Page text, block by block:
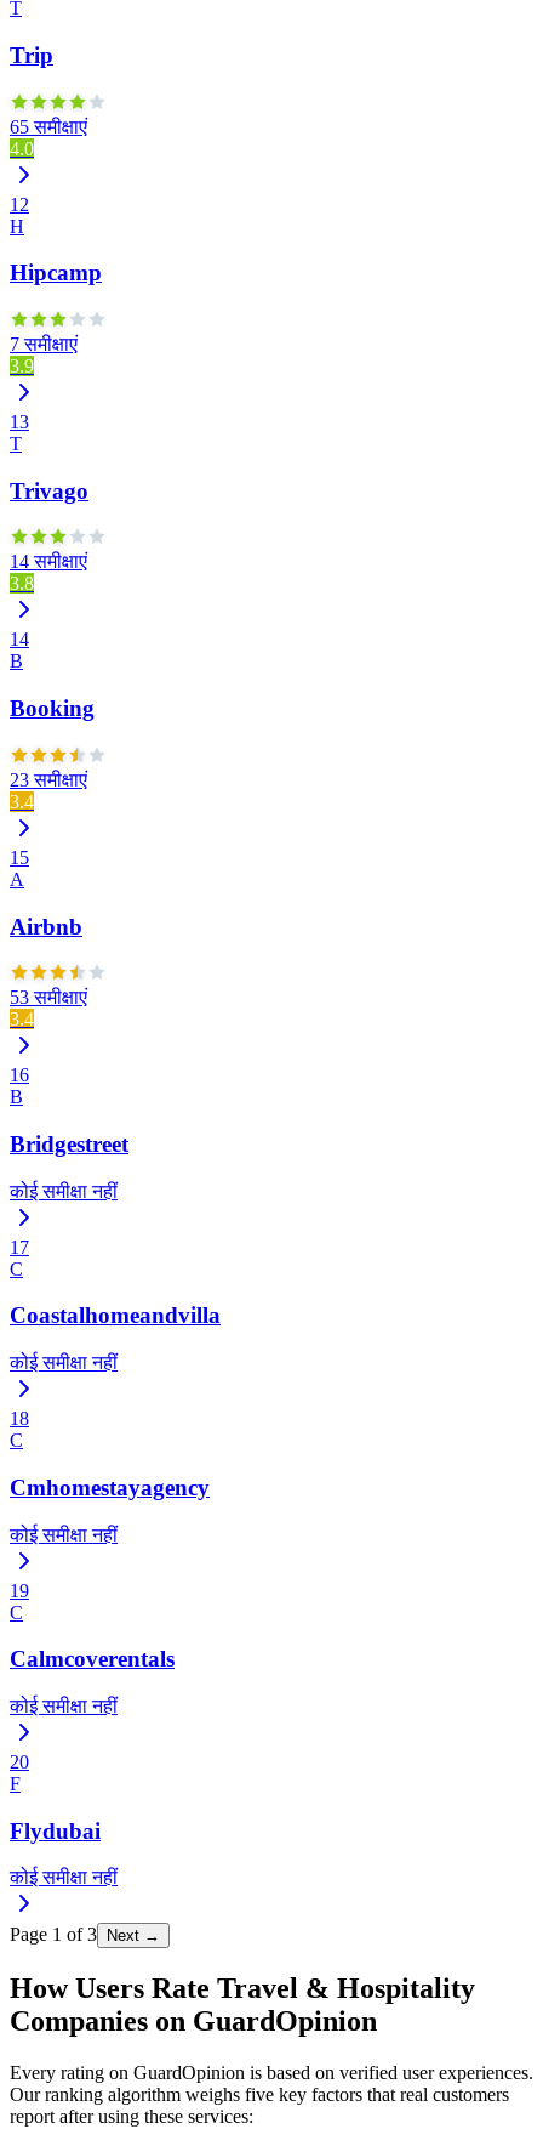
T
Trip
65 समीक्षाएं
4.0
12
H
Hipcamp
7 समीक्षाएं
3.9
13
T
Trivago
14 समीक्षाएं
3.8
14
B
Booking
23 समीक्षाएं
3.4
15
A
Airbnb
53 समीक्षाएं
3.4
16
B
Bridgestreet
कोई समीक्षा नहीं
17
C
Coastalhomeandvilla
कोई समीक्षा नहीं
18
C
Cmhomestayagency
कोई समीक्षा नहीं
19
C
Calmcoverentals
कोई समीक्षा नहीं
20
F
Flydubai
कोई समीक्षा नहीं
Page 1 of3 Next →
How Users Rate Travel & Hospitality
Companies on GuardOpinion
Every rating on GuardOpinion is based on verified user experiences.
Our ranking algorithm weighs five key factors that real customers
report after using these services: